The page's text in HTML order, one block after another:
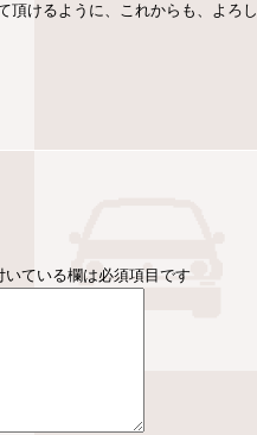
けるように、これからも、よろ
ている欄は必須項目です